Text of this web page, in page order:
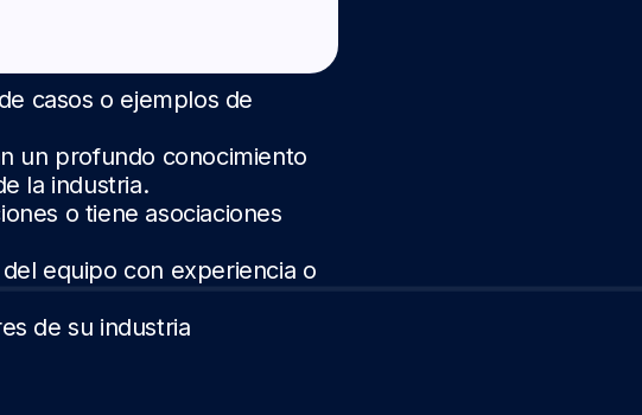
casos o ejemplos de
un profundo conocimiento
la industria.
o tiene asociaciones
equipo con experiencia o
de su industria